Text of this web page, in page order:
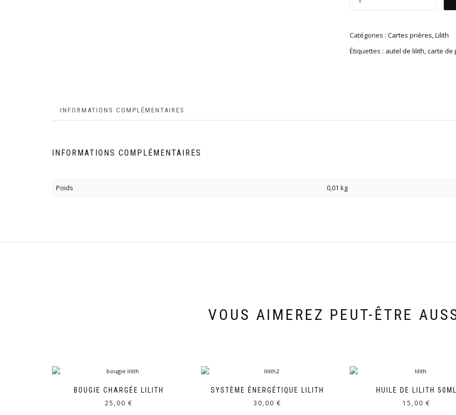
Catégories : Cartes prières,Lilith
Étiquettes : autel de lilith,carte de
INFORMATIONS COMPLÉMENTAIRES
INFORMATIONS COMPLÉMENTAIRES
Poids 0,01 kg
VOUS AIMEREZ PEUT-ÊTRE
BOUGIE CHARGÉE LILITH
25,00 €
SYSTÈME ÉNERGÉTIQUE LILITH
30,00€
HUILE DE LILITH 50ML
15,00 €